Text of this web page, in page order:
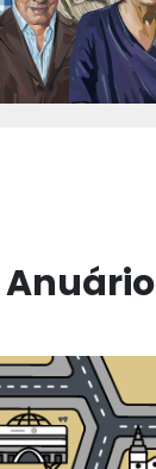
Anuário